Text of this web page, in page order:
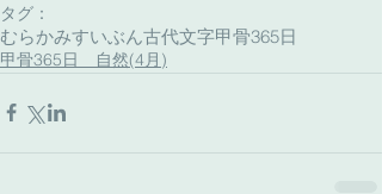
タグ：
むらかみすいぶん古代文字甲骨365日
甲骨365日 自然(4月)